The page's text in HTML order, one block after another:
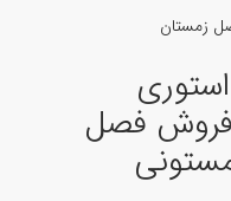
زمستان
فروش فصل